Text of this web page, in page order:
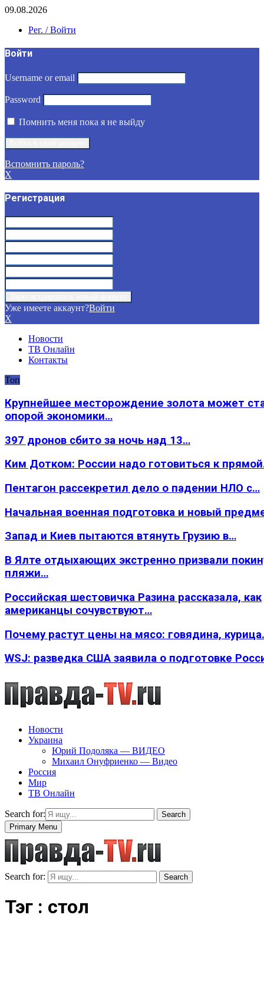
09.08.2026
Рег. / Войти
Войти
Username or email
Password
Помнить меня пока я не выйду
Вспомнить пароль?
X
Регистрация
Уже имеете аккаунт?Войти
X
Новости
ТВ Онлайн
Контакты
Топ
Крупнейшее месторождение золота может
опорой экономики…
397 дронов сбито за ночь над 13…
Ким Дотком: России надо готовиться к
Пентагон рассекретил дело о падении НЛО с…
Начальная военная подготовка и новый
Запад и Киев пытаются втянуть Грузию в…
В Ялте отдыхающих экстренно призвали
пляжи…
Российская шестовичка Разина рассказала, как
американцы сочувствуют…
Почему растут цены на мясо: говядина,
WSJ: разведка США заявила о подготовке
Новости
Украина
Юрий Подоляка — ВИДЕО
Михаил Онуфриенко — Видео
Россия
Мир
ТВ Онлайн
Search for:
Search
Primary Menu
Search for: Search
Тэг : стол